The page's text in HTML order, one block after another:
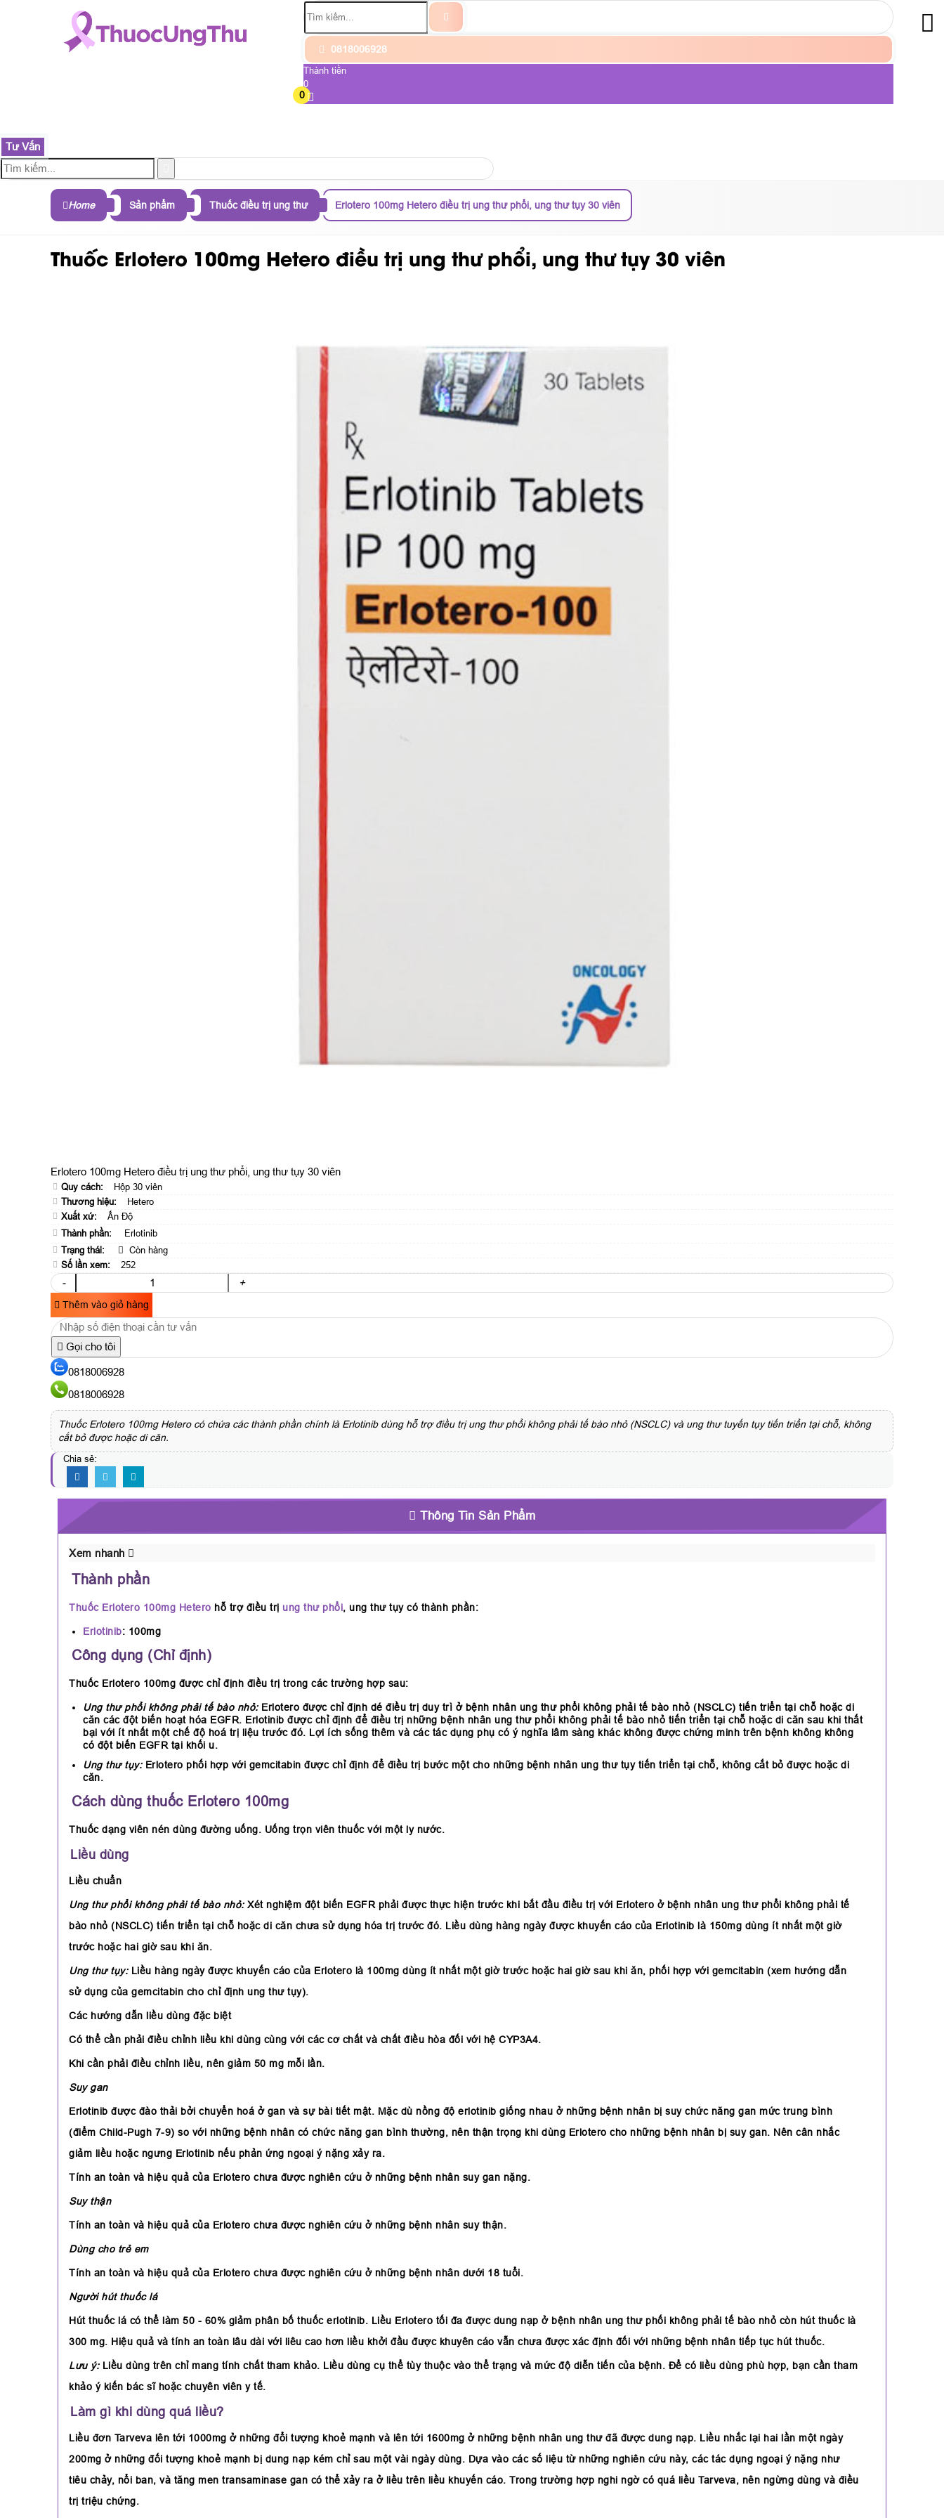
0818006928
Thành tiền
0
0
Tư Vấn
Home Sản phẩm Thuốc điều trị ung thư Erlotero 100mg Hetero điều trị ung thư phổi, ung thư tụy 30 viên
Thuốc Erlotero 100mg Hetero điều trị ung thư phổi, ung thư tụy 30 viên
Erlotero 100mg Hetero điều trị ung thư phổi, ung thư tụy 30 viên
Quy cách:
Hộp 30 viên
Thương hiệu:
Hetero
Xuất xứ:
Ấn Độ
Thành phần:
Erlotinib
Trạng thái:
Còn hàng
Số lần xem:
252
- +
Thêm vào giỏ hàng
Gọi cho tôi
0818006928
0818006928
Thuốc Erlotero 100mg Hetero có chứa các thành phần chính là Erlotinib dùng hỗ trợ điều trị ung thư phổi không phải tế bào nhỏ (NSCLC) và ung thư tuyến tụy tiến triển tại chỗ, không
cắt bỏ được hoặc di căn.
Chia sẻ:
Thông Tin Sản Phẩm
Xem nhanh
Thành phần
Thuốc Erlotero 100mg Hetero hỗ trợ điều trị ung thư phổi, ung thư tụy có thành phần:
Erlotinib: 100mg
Công dụng (Chỉ định)
Thuốc Erlotero 100mg được chỉ định điều trị trong các trường hợp sau:
Ung thư phổi không phải tế bào nhỏ:Erlotero được chỉ định dé điều trị duy trì ở bệnh nhân ung thư phổi không phải tế bào nhỏ (NSCLC) tiến triển tại chỗ hoặc di
căn các đột biến hoạt hóa EGFR. Erlotinib được chỉ định để điều trị những bệnh nhân ung thư phổi không phải tế bào nhỏ tiến triển tại chỗ hoặc di căn sau khi thất
bại với ít nhất một chế độ hoá trị liệu trước đó. Lợi ích sống thêm và các tác dụng phụ có ý nghĩa lâm sàng khác không được chứng minh trên bệnh không không
có đột biến EGFR tại khối u.
Ung thư tụy: Erlotero phối hợp với gemcitabin được chỉ định để điều trị bước một cho những bệnh nhân ung thư tụy tiến triển tại chỗ, không cắt bỏ được hoặc di
căn.
Cách dùng thuốc Erlotero 100mg
Thuốc dạng viên nén dùng đường uống. Uống trọn viên thuốc với một ly nước.
Liều dùng
Liều chuẩn
Ung thư phổi không phải tế bào nhỏ:Xét nghiệm đột biến EGFR phải được thực hiện trước khi bắt đầu điều trị với Erlotero ở bệnh nhân ung thư phổi không phải tế
bào nhỏ (NSCLC) tiến triển tại chỗ hoặc di căn chưa sử dụng hóa trị trước đó. Liều dùng hàng ngày được khuyến cáo của Erlotinib là 150mg dùng ít nhất một giờ
trước hoặc hai giờ sau khi ăn.
Ung thư tụy:Liều hàng ngày được khuyến cáo của Erlotero là 100mg dùng ít nhất một giờ trước hoặc hai giờ sau khi ăn, phối hợp với gemcitabin (xem hướng dẫn
sử dụng của gemcitabin cho chỉ định ung thư tụy).
Các hướng dẫn liều dùng đặc biệt
Có thể cần phải điều chỉnh liều khi dùng cùng với các cơ chất và chất điều hòa đối với hệ CYP3A4.
Khi cần phải điều chỉnh liều, nên giảm 50 mg mỗi lần.
Suy gan
Erlotinib được đào thải bởi chuyển hoá ở gan và sự bài tiết mật. Mặc dù nồng độ erlotinib giống nhau ở những bệnh nhân bị suy chức năng gan mức trung bình
(điểm Child-Pugh 7-9) so với những bệnh nhân có chức năng gan bình thường, nên thận trọng khi dùng Erlotero cho những bệnh nhân bị suy gan. Nên cân nhắc
giảm liều hoặc ngưng Erlotinib nếu phản ứng ngoại ý nặng xảy ra.
Tính an toàn và hiệu quả của Erlotero chưa được nghiên cứu ở những bệnh nhân suy gan nặng.
Suy thận
Tính an toàn và hiệu quả của Erlotero chưa được nghiên cứu ở những bệnh nhân suy thận.
Dùng cho trẻ em
Tính an toàn và hiệu quả của Erlotero chưa được nghiên cứu ở những bệnh nhân dưới 18 tuổi.
Người hút thuốc lá
Hút thuốc lá có thể làm 50 - 60% giảm phân bố thuốc erlotinib. Liều Erlotero tối đa được dung nạp ở bệnh nhân ung thư phối không phải tế bào nhỏ còn hút thuốc là
300 mg. Hiệu quả và tính an toàn lâu dài với liêu cao hơn liều khởi đầu được khuyên cáo vẫn chưa được xác định đối với những bệnh nhân tiếp tục hút thuốc.
Lưu ý:Liều dùng trên chỉ mang tính chất tham khảo. Liều dùng cụ thể tùy thuộc vào thể trạng và mức độ diễn tiến của bệnh. Để có liều dùng phù hợp, bạn cần tham
khảo ý kiến bác sĩ hoặc chuyên viên y tế.
Làm gì khi dùng quá liều?
Liều đơn Tarveva lên tới 1000mg ở những đổi tượng khoẻ mạnh và lên tới 1600mg ở những bệnh nhân ung thư đã được dung nạp. Liều nhắc lại hai lần một ngày
200mg ở những đối tượng khoẻ mạnh bị dung nạp kém chỉ sau một vài ngày dùng. Dựa vào các số liệu từ những nghiên cứu này, các tác dụng ngoại ý nặng như
tiêu chảy, nổi ban, và tăng men transaminase gan có thể xảy ra ở liều trên liều khuyến cáo. Trong trường hợp nghi ngờ có quá liều Tarveva, nên ngừng dùng và điều
trị triệu chứng.